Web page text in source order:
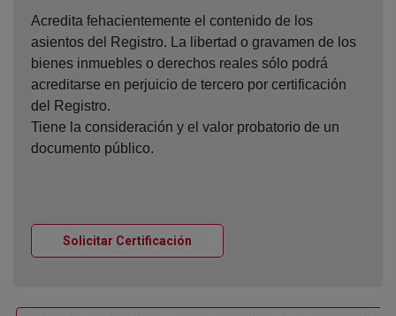
Acredita fehacientemente el contenido de los
asientos del Registro. La libertad o gravamen de los
bienes inmuebles o derechos reales sólo podrá
acreditarse en perjuicio de tercero por certificación
del Registro.
Tiene la consideración y el valor probatorio de un
documento público.
Solicitar Certificación